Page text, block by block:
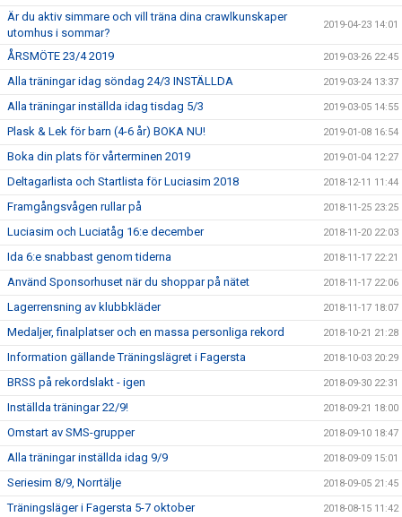
Är du aktiv simmare och vill träna dina crawlkunskaper
utomhus i sommar?
2019-04-23 14:01
ÅRSMÖTE 23/4 2019 2019-03-26 22:45
Alla träningar idag söndag 24/3 INSTÄLLDA 2019-03-24 13:37
Alla träningar inställda idag tisdag 5/3 2019-03-05 14:55
Plask & Lek för barn (4-6 år) BOKA NU! 2019-01-08 16:54
Boka din plats för vårterminen 2019 2019-01-04 12:27
Deltagarlista och Startlista för Luciasim 2018 2018-12-11 11:44
Framgångsvågen rullar på 2018-11-25 23:25
Luciasim och Luciatåg 16:e december 2018-11-20 22:03
Ida 6:e snabbast genom tiderna 2018-11-17 22:21
Använd Sponsorhuset när du shoppar på nätet 2018-11-17 22:06
Lagerrensning av klubbkläder 2018-11-17 18:07
Medaljer, finalplatser och en massa personliga rekord 2018-10-21 21:28
Information gällande Träningslägret i Fagersta 2018-10-03 20:29
BRSS på rekordslakt - igen 2018-09-30 22:31
Inställda träningar 22/9! 2018-09-21 18:00
Omstart av SMS-grupper 2018-09-10 18:47
Alla träningar inställda idag 9/9 2018-09-09 15:01
Seriesim 8/9, Norrtälje 2018-09-05 21:45
Träningsläger i Fagersta 5-7 oktober 2018-08-15 11:42